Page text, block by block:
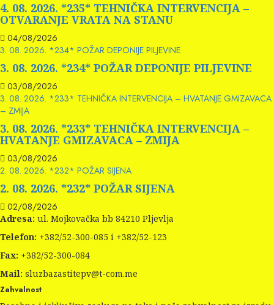
4. 08. 2026. *235* TEHNIČKA INTERVENCIJA –
OTVARANJE VRATA NA STANU
04/08/2026
3. 08. 2026. *234* POŽAR DEPONIJE PILJEVINE
3. 08. 2026. *234* POŽAR DEPONIJE PILJEVINE
03/08/2026
3. 08. 2026. *233* TEHNIČKA INTERVENCIJA – HVATANJE GMIZAVACA
– ZMIJA
3. 08. 2026. *233* TEHNIČKA INTERVENCIJA –
HVATANJE GMIZAVACA – ZMIJA
03/08/2026
2. 08. 2026. *232* POŽAR SIJENA
2. 08. 2026. *232* POŽAR SIJENA
02/08/2026
Adresa: ul. Mojkovačka bb 84210 Pljevlja
Telefon: +382/52-300-085 i +382/52-123
Fax: +382/52-300-084
Mail: sluzbazastitepv@t-com.me
Zahvalnost